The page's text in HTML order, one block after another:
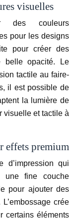
visuelles
des couleurs
pour les designs
pour créer des
belle opacité. Le
tactile au faire-
il est possible de
la lumière de
visuelle et tactile à
effets premium
d’impression qui
une fine couche
pour ajouter des
crée
certains éléments